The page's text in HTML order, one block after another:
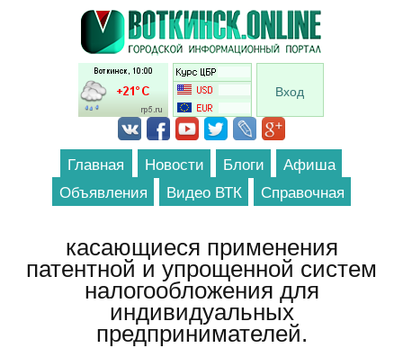
Перейти к основному содержанию
Вход
Главная Новости Блоги
Афиша
Объявления
Видео ВТК Справочная
касающиеся применения
патентной и упрощенной систем
налогообложения для
индивидуальных
предпринимателей.